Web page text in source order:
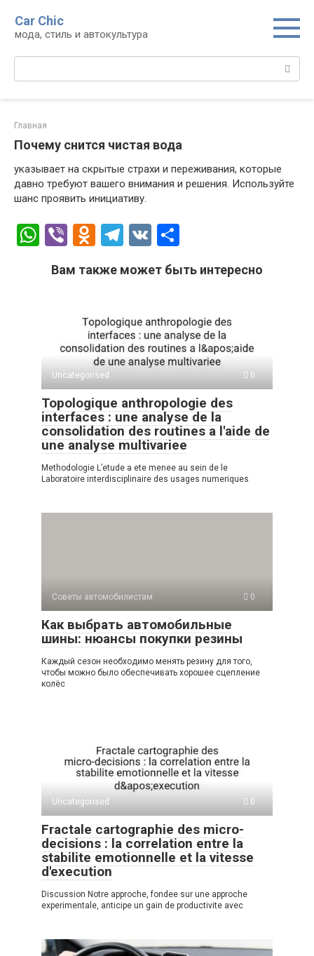
контенту
Car Chic
мода, стиль и автокультура
Поиск:
Главная
Почему снится чистая вода
указывает на скрытые страхи и переживания, которые
давно требуют вашего внимания и решения. Используйте
шанс проявить инициативу.
W
at
p
Vi
er
O
n
kl
a
ss
ni
ki
T
e
a
m
V
п
а
в
и
ть
Вам также может быть интересно
Uncategorised 0
Topologique anthropologie des
interfaces : une analyse de la
consolidation des routines a l'aide de
une analyse multivariee
Methodologie L’etude a ete menee au sein de le
Laboratoire interdisciplinaire des usages numeriques
Советы автомобилистам 0
Как выбрать автомобильные
шины: нюансы покупки резины
Каждый сезон необходимо менять резину для того,
чтобы можно было обеспечивать хорошее сцепление
колёс
Uncategorised 0
Fractale cartographie des micro-
decisions : la correlation entre la
stabilite emotionnelle et la vitesse
d'execution
Discussion Notre approche, fondee sur une approche
experimentale, anticipe un gain de productivite avec